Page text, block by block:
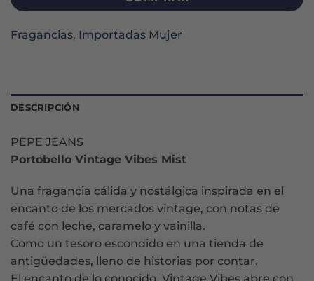
Fragancias, Importadas Mujer
DESCRIPCIÓN
PEPE JEANS
Portobello Vintage Vibes Mist
Una fragancia cálida y nostálgica inspirada en el
encanto de los mercados vintage, con notas de
café con leche, caramelo y vainilla.
Como un tesoro escondido en una tienda de
antigüedades, lleno de historias por contar.